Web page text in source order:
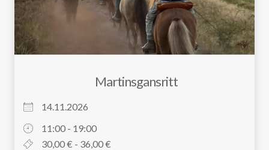
Martinsgansritt
14.11.2026
11:00 - 19:00
30,00 € - 36,00 €